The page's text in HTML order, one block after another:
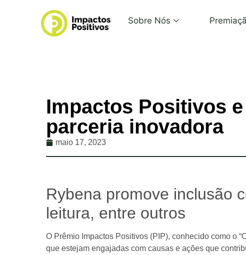
Sobre Nós
Impactos Positivos
parceria inovadora
maio 17, 2023
Rybena promove inclusão
leitura, entre outros
O Prêmio Impactos Positivos (PIP), conhecido como o
que estejam engajadas com causas e ações que